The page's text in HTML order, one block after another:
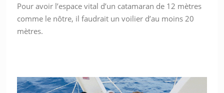
Pour avoir l’espace vital d’un catamaran de 12 mètres
comme le nôtre, il faudrait un voilier d’au moins 20
mètres.